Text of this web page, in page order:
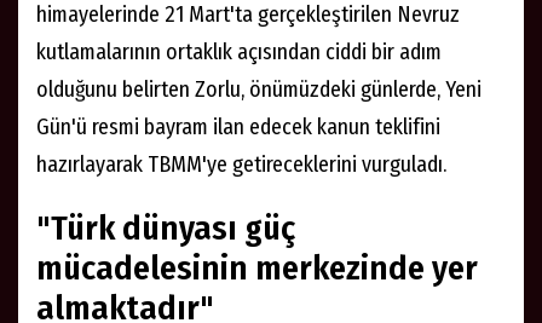
Başkanlık ile AK Parti'nin Türk dünyası politikalarının
çok daha ileri bir aşamaya taşınacağını dile getiren
Zorlu, Türk Devletleri Teşkilatı üyesi büyükelçilerle
değerlendirmeler yapmak üzere bir araya geldiklerini
ifade etti.
Cumhurbaşkanı Recep Tayyip Erdoğan'ın
himayelerinde 21 Mart'ta gerçekleştirilen Nevruz